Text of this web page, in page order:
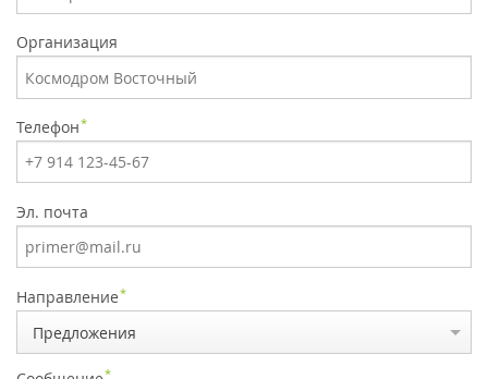
Организация
Телефон*
Эл. почта
Направление*
Предложения
*